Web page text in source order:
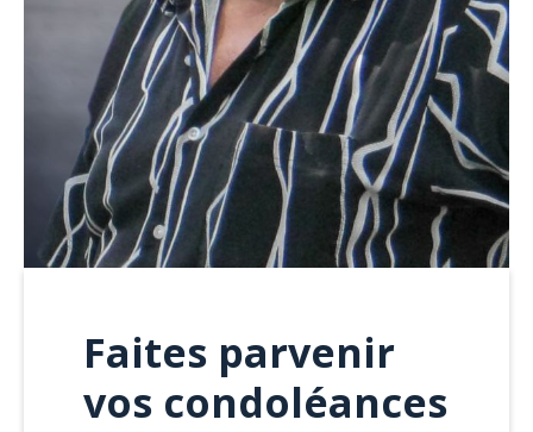
Faites parvenir
vos condoléances